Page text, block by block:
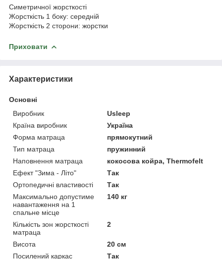
Симетричної жорсткості
Жорсткість 1 боку: середній
Жорсткість 2 сторони: жорстки
Приховати
Характеристики
Основні
Виробник
Usleep
Країна виробник
Україна
Форма матраца
прямокутний
Тип матраца
пружинний
Наповнення матраца
кокосова койра, Thermofelt
Ефект "Зима - Літо"
Так
Ортопедичні властивості
Так
Максимально допустиме
навантаження на 1
спальне місце
140 кг
Кількість зон жорсткості
матраца
2
Висота
20 см
Посилений каркас
Так